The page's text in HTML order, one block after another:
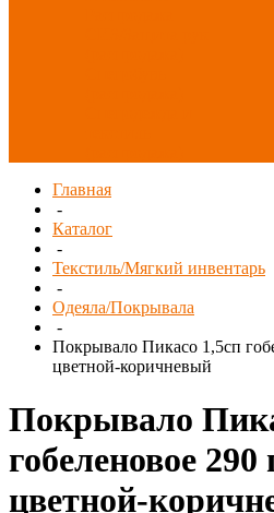
Главная
-
Каталог
-
Текстиль/Мягкий инвентарь
-
Одеяла/Покрывала
-
Покрывало Пикасо 1,5сп
цветной-коричневый
Покрывало
гобеленовое 290
цветной-